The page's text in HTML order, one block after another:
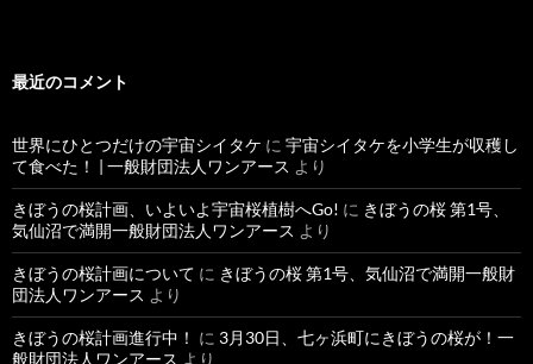
最近のコメント
世界にひとつだけの宇宙シイタケ に 宇宙シイタケを小学生が収穫し
て食べた！ | 一般財団法人ワンアース より
きぼうの桜計画、いよいよ宇宙桜植樹へGo! に きぼうの桜 第1号、
気仙沼で満開一般財団法人ワンアース より
きぼうの桜計画について に きぼうの桜 第1号、気仙沼で満開一般財
団法人ワンアース より
きぼうの桜計画進行中！ に 3月30日、七ヶ浜町にきぼうの桜が！一
般財団法人ワンアース より